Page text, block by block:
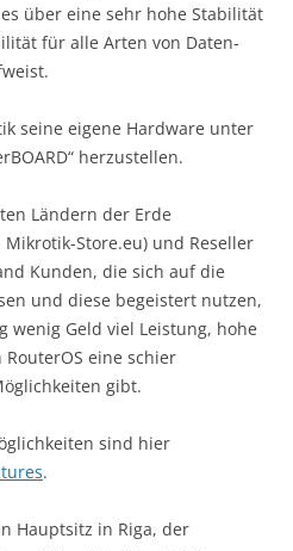
über eine sehr hohe Stabilität
für alle Arten von Daten-
seine eigene Hardware unter
herzustellen.
Ländern der Erde
Store.eu) und Reseller
Kunden, die sich auf die
und diese begeistert nutzen,
Geld viel Leistung, hohe
eine schier
gibt.
sind hier
.
Hauptsitz in Riga, der